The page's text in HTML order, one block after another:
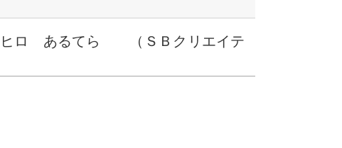
ヒロ あるてら （ＳＢクリエイテ